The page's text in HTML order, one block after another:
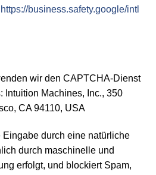
https://business.safety.google/intl
wir den CAPTCHA-Dienst
Intuition Machines, Inc., 350
CA 94110, USA
Eingabe durch eine natürliche
durch maschinelle und
erfolgt, und blockiert Spam,